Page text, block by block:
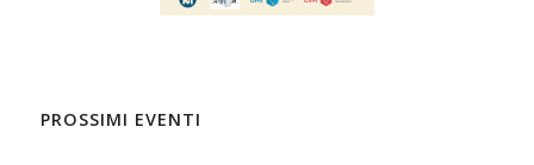
PROSSIMI EVENTI